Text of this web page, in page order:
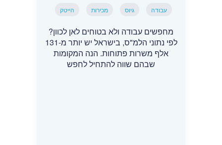
עבודה גיוס מכירות הייטק
מחפשים עבודה ולא בטוחים לאן לכוון?
לפי נתוני הלמ"ס, בישראל יש יותר מ-131
אלף משרות פתוחות. הנה המקומות
שבהם שווה להתחיל לחפש